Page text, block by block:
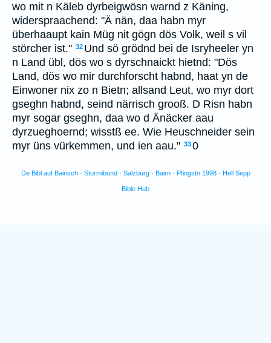
wo mit n Käleb dyrbeigwösn warnd z Käning,
widerspraachend: "Ä nän, daa habn myr
überhaaupt kain Müg nit gögn dös Volk, weil s vil
störcher ist." 32 Und sö grödnd bei de Isryheeler yn
n Land übl, dös wo s dyrschnaickt hietnd: "Dös
Land, dös wo mir durchforscht habnd, haat yn de
Einwoner nix zo n Bietn; allsand Leut, wo myr dort
gseghn habnd, seind närrisch grooß. D Risn habn
myr sogar gseghn, daa wo d Änäcker aau
dyrzueghoernd; wisstß ee. Wie Heuschneider sein
myr üns vürkemmen, und ien aau." 330
De Bibl auf Bairisch · Sturmibund · Salzburg · Bairn · Pfingstn 1998 · Hell Sepp
Bible Hub